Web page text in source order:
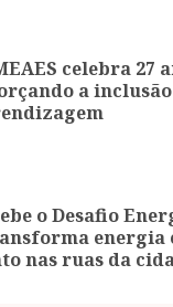
celebra 27
a
o Desafio
energia
nas ruas da